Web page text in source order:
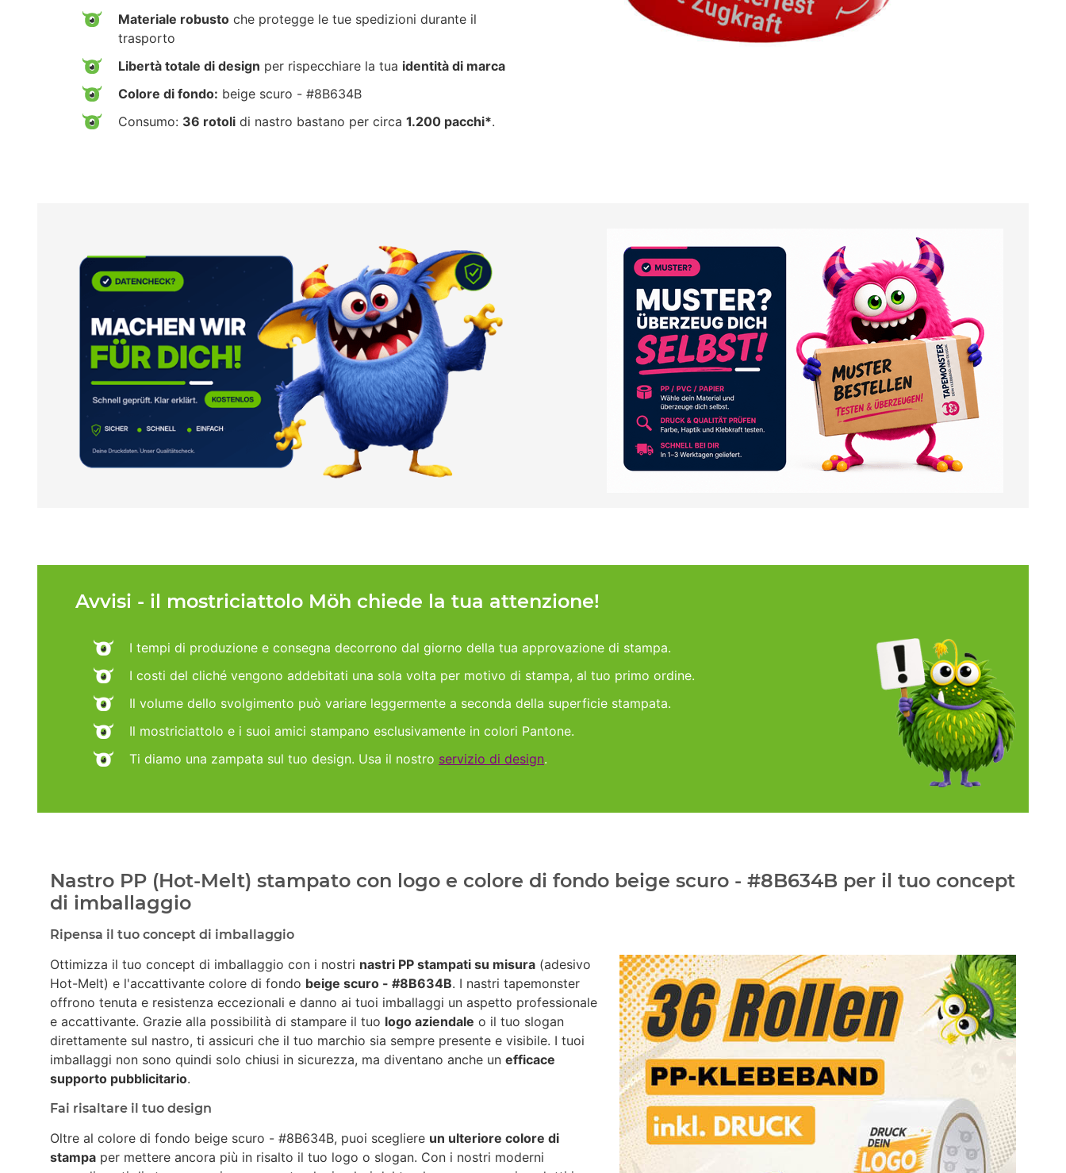
Materiale robusto che protegge le tue spedizioni durante il
trasporto
Libertà totale di design per rispecchiare la tua identità di marca
Colore di fondo: beige scuro - #8B634B
Consumo: 36 rotoli di nastro bastano per circa 1.200 pacchi*.
Avvisi - il mostriciattolo Möh chiede la tua attenzione!
I tempi di produzione e consegna decorrono dal giorno della tua approvazione di stampa.
I costi del cliché vengono addebitati una sola volta per motivo di stampa, al tuo primo ordine.
Il volume dello svolgimento può variare leggermente a seconda della superficie stampata.
Il mostriciattolo e i suoi amici stampano esclusivamente in colori Pantone.
Ti diamo una zampata sul tuo design. Usa il nostro servizio di design.
Nastro PP (Hot-Melt) stampato con logo e colore di fondo beige scuro - #8B634B per il tuo concept
di imballaggio
Ripensa il tuo concept di imballaggio
Ottimizza il tuo concept di imballaggio con i nostri nastri PP stampati su misura (adesivo
Hot-Melt) e l'accattivante colore di fondo beige scuro - #8B634B. I nastri tapemonster
offrono tenuta e resistenza eccezionali e danno ai tuoi imballaggi un aspetto professionale
e accattivante. Grazie alla possibilità di stampare il tuo logo aziendale o il tuo slogan
direttamente sul nastro, ti assicuri che il tuo marchio sia sempre presente e visibile. I tuoi
imballaggi non sono quindi solo chiusi in sicurezza, ma diventano anche un efficace
supporto pubblicitario.
Fai risaltare il tuo design
Oltre al colore di fondo beige scuro - #8B634B, puoi scegliere un ulteriore colore di
stampa per mettere ancora più in risalto il tuo logo o slogan. Con i nostri moderni